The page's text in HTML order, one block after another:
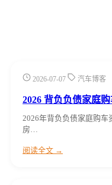
2026-07-07 汽车博客
2026 背负负债家庭
2026年背负负债家庭购车
房…
阅读全文 →